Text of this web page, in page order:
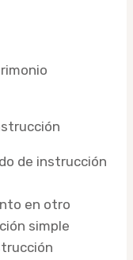
de instrucción
en otro
simple